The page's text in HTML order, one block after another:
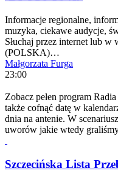
Informacje regionalne,
muzyka, ciekawe audycje,
Słuchaj przez internet lub
(POLSKA)…
Małgorzata Furga
23:00
Zobacz pełen program
także cofnąć datę w
dnia na antenie. W
uworów jakie wtedy
Szczecińska Lista